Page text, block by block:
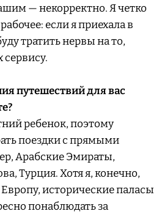
— некорректно. Я четко
если я приехала в
тратить нервы на то,
сервису.
путешествий для вас
ребенок, поэтому
поездки с прямыми
Арабские Эмираты,
Турция. Хотя я, конечно,
исторические паласы
понаблюдать за